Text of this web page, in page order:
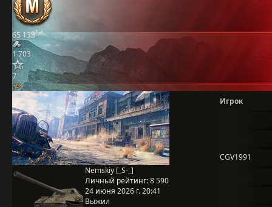
65 138
1 703
7
Nemskiy [_S-_]
Личный рейтинг:8 590
24 июня 2026 г. 20:41
Выжил
Игрок
CGV1991